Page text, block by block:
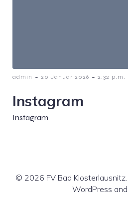
admin - 20 Januar 2026 - 2:32 p.m.
Instagram
Instagram
© 2026 FV Bad
WordPress and